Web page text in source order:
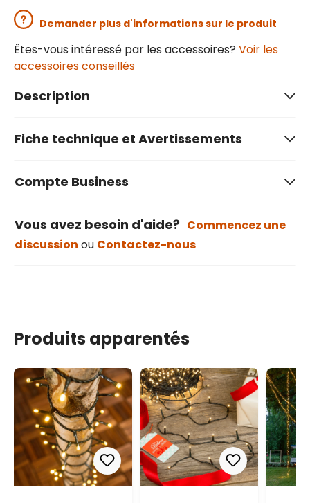
Demander plus d'informations sur le produit
Êtes-vous intéressé par les accessoires? Voir les
accessoires conseillés
Description
Fiche technique et Avertissements
Compte Business
Vous avez besoin d'aide? Commencez une
discussion ou Contactez-nous
Produits apparentés